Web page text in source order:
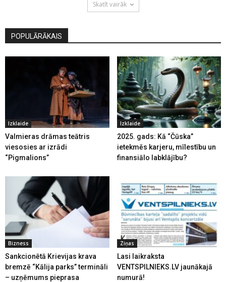
Skatīt vairāk
POPULĀRĀKAIS
Izklaide
Valmieras drāmas teātris
viesosies ar izrādi
“Pigmalions”
Izklaide
2025. gads: Kā “Čūska”
ietekmēs karjeru, mīlestību un
finansiālo labklājību?
Bizness
Sankcionētā Krievijas krava
bremzē “Kālija parks” termināli
– uzņēmums pieprasa
Ziņas
Lasi laikraksta
VENTSPILNIEKS.LV jaunākajā
numurā!